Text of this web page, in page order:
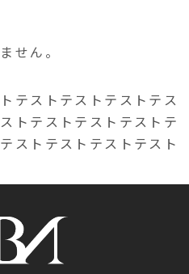
せん。
テストテストテストテス
トテストテストテストテ
ストテストテストテスト